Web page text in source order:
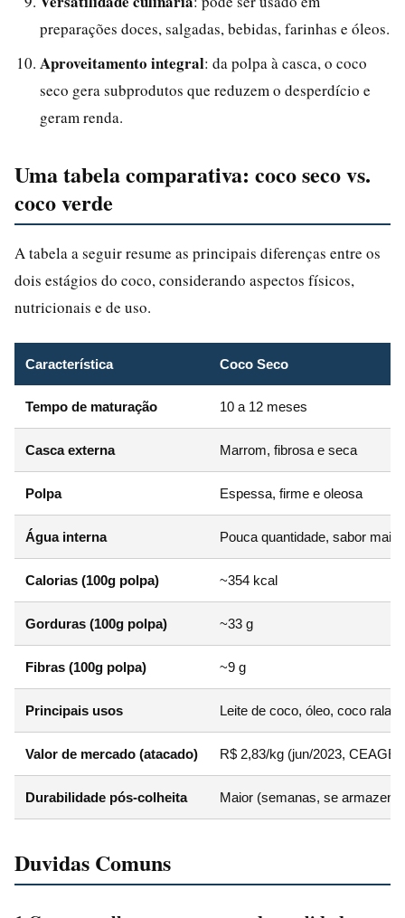
preparações doces, salgadas, bebidas, farinhas e óleos.
Aproveitamento integral: da polpa à casca, o coco
seco gera subprodutos que reduzem o desperdício e
geram renda.
Uma tabela comparativa: coco seco vs.
coco verde
A tabela a seguir resume as principais diferenças entre os
dois estágios do coco, considerando aspectos físicos,
nutricionais e de uso.
Característica Coco Seco
Tempo de maturação 10 a 12 meses
Casca externa Marrom, fibrosa e seca
Polpa Espessa, firme e oleosa
Água interna Pouca quantidade, sabor mais
Calorias (100g polpa) ~354 kcal
Gorduras (100g polpa) ~33 g
Fibras (100g polpa) ~9 g
Principais usos Leite de coco, óleo, coco
Valor de mercado (atacado) R$ 2,83/kg (jun/2023,
Durabilidade pós-colheita Maior (semanas, se
Duvidas Comuns